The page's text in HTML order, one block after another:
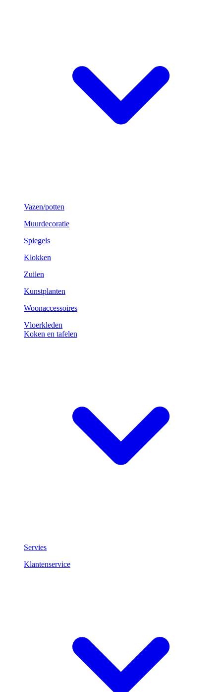
Vazen/potten
Muurdecoratie
Spiegels
Klokken
Zuilen
Kunstplanten
Woonaccessoires
Vloerkleden
Koken en tafelen
Servies
Klantenservice